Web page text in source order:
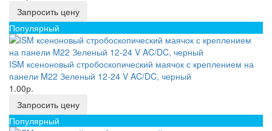
Запросить цену
Популярный
ISM ксеноновый стробоскопический маячок с креплением на
панели M22 Зеленый 12-24 V AC/DC, черный
1.00р.
Запросить цену
Популярный